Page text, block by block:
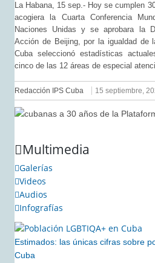
La Habana, 15 sep.- Hoy se cumplen
acogiera la Cuarta Conferencia
Naciones Unidas y se aprobara la
Acción de Beijing, por la igualdad de
Cuba seleccionó estadísticas
cinco de las 12 áreas de especial
Redacción IPS Cuba 15 septiembre,
Multimedia
Galerías
Videos
Audios
Infografías
Estimados: las únicas cifras sobre
Cuba